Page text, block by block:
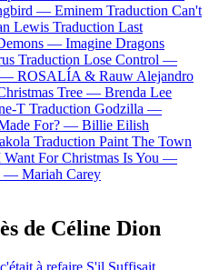
— Eminem Traduction Can't
Lewis Traduction Last
— Imagine Dragons
Traduction Lose Control —
— ROSALÍA & Rauw Alejandro
Tree — Brenda Lee
T Traduction Godzilla —
For? — Billie Eilish
Traduction Paint The Town
For Christmas Is You —
— Mariah Carey
de Céline Dion